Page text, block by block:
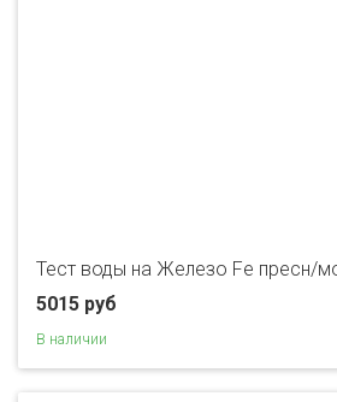
Тест воды на Железо Fe пресн/
5015 руб
В наличии